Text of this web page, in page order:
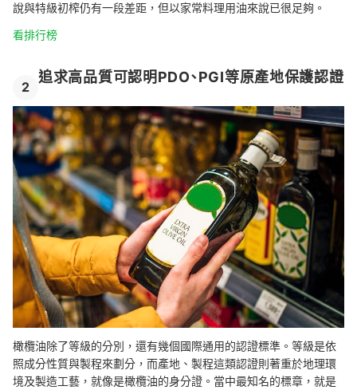
說與特級初榨仍有一段差距，但以家常料理用油來說已很足夠。
看排行榜
2
追求高品質可認明PDO、PGI等原產地保護認證
橄欖油除了等級的分別，還有幾個國際通用的認證標準。等級是依
照成分性質與製程來劃分，而產地、製程這類認證則著重於地理環
境及製造工藝，就像是橄欖油的身分證。當中最知名的標章，就是